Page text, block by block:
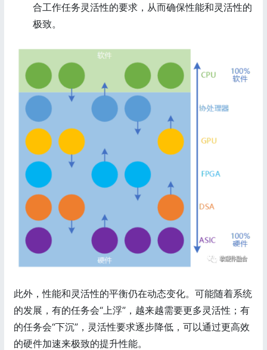
合工作任务灵活性的要求，从而确保性能和灵活性的
极致。
此外，性能和灵活性的平衡仍在动态变化。可能随着系统
的发展，有的任务会“上浮”，越来越需要更多灵活性；有
的任务会“下沉”，灵活性要求逐步降低，可以通过更高效
的硬件加速来极致的提升性能。